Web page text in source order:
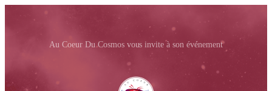
Au Coeur Du Cosmos vous invite à son événement